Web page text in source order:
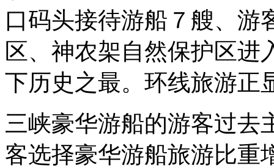
口码头接待游船７艘、游
区、神农架自然保护区进
下历史之最。环线旅游正
三峡豪华游船的游客过去
客选择豪华游船旅游比重